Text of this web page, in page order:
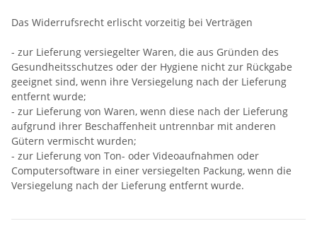
Das Widerrufsrecht erlischt vorzeitig bei Verträgen
- zur Lieferung versiegelter Waren, die aus Gründen des
Gesundheitsschutzes oder der Hygiene nicht zur Rückgabe
geeignet sind, wenn ihre Versiegelung nach der Lieferung
entfernt wurde;
- zur Lieferung von Waren, wenn diese nach der Lieferung
aufgrund ihrer Beschaffenheit untrennbar mit anderen
Gütern vermischt wurden;
- zur Lieferung von Ton- oder Videoaufnahmen oder
Computersoftware in einer versiegelten Packung, wenn die
Versiegelung nach der Lieferung entfernt wurde.